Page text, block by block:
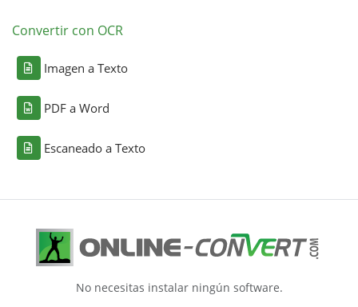
Convertir con OCR
Imagen a Texto
PDF a Word
Escaneado a Texto
No necesitas instalar ningún software.